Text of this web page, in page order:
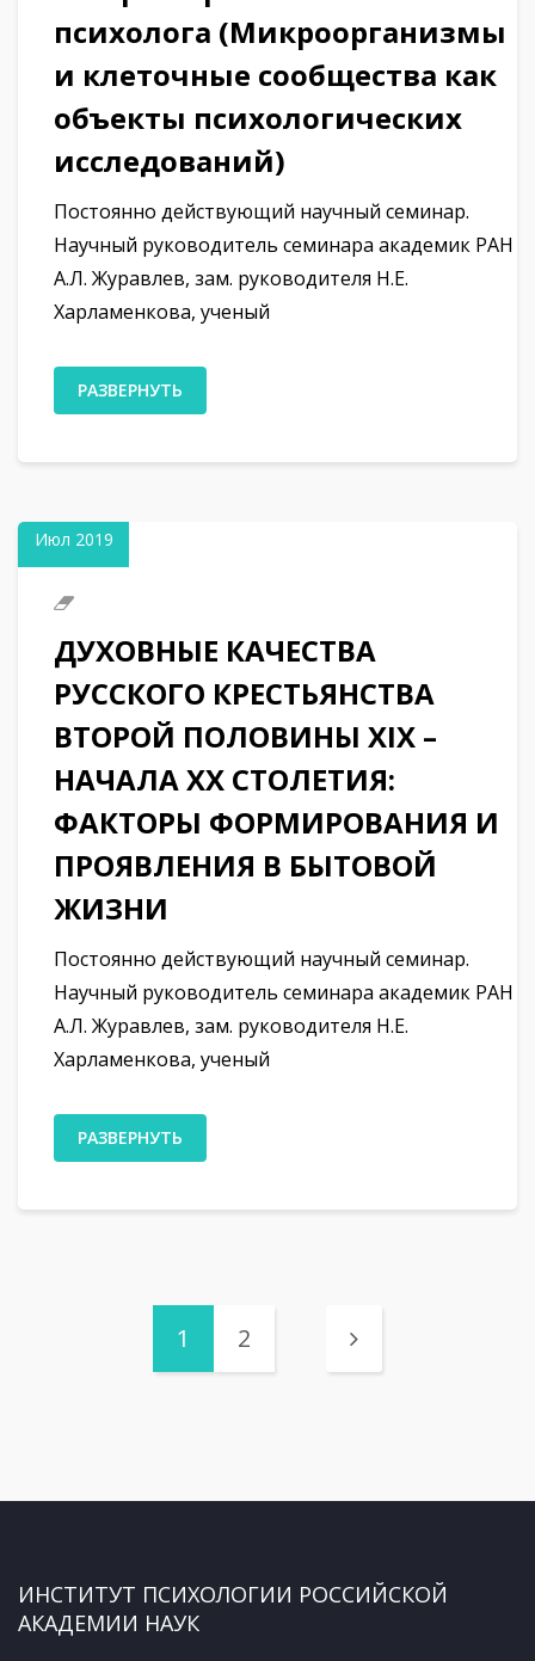
психолога (Микроорганизмы
и клеточные сообщества как
объекты психологических
исследований)
Постоянно действующий научный семинар.
Научный руководитель семинара академик РАН
А.Л. Журавлев, зам. руководителя Н.Е.
Харламенкова, ученый
РАЗВЕРНУТЬ
Июл 2019
ДУХОВНЫЕ КАЧЕСТВА
РУССКОГО КРЕСТЬЯНСТВА
ВТОРОЙ ПОЛОВИНЫ XIX –
НАЧАЛА XX СТОЛЕТИЯ:
ФАКТОРЫ ФОРМИРОВАНИЯ И
ПРОЯВЛЕНИЯ В БЫТОВОЙ
ЖИЗНИ
Постоянно действующий научный семинар.
Научный руководитель семинара академик РАН
А.Л. Журавлев, зам. руководителя Н.Е.
Харламенкова, ученый
РАЗВЕРНУТЬ
1 2
ИНСТИТУТ ПСИХОЛОГИИ РОССИЙСКОЙ
АКАДЕМИИ НАУК